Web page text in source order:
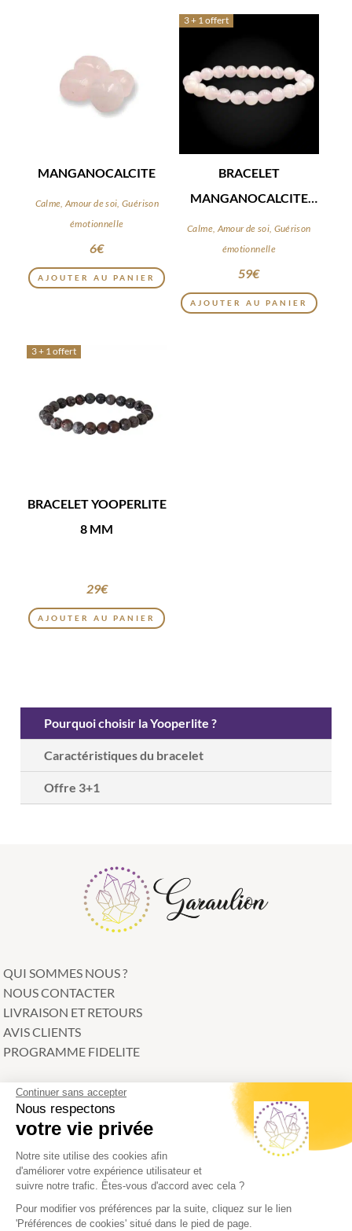
MANGANOCALCITE
Calme, Amour de soi, Guérison
émotionnelle
6€
AJOUTER AU PANIER
3 + 1 offert
BRACELET
MANGANOCALCITE
8MM
Calme, Amour de soi, Guérison
émotionnelle
59€
AJOUTER AU PANIER
3 + 1 offert
BRACELET YOOPERLITE
8 MM
29€
AJOUTER AU PANIER
Pourquoi choisir la Yooperlite ?
Caractéristiques du bracelet
Offre 3+1
QUI SOMMES NOUS ?
NOUS CONTACTER
LIVRAISON ET RETOURS
AVIS CLIENTS
PROGRAMME FIDELITE
CATEGORIES
Bracelets
Litho-kit
Bijoux
Accessoires
Continuer sans accepter
Nous respectons
votre vie privée
Notre site utilise des cookies afin
d'améliorer votre expérience utilisateur et
suivre notre trafic. Êtes-vous d'accord avec cela ?
Pour modifier vos préférences par la suite, cliquez sur le lien
'Préférences de cookies' situé dans le pied de page.